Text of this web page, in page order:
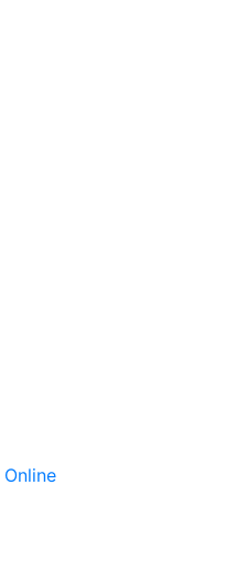
Online